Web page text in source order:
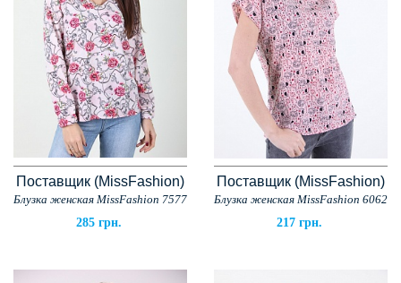
Поставщик (MissFashion)
Блузка женская MissFashion 7577
285 грн.
Поставщик (MissFashion)
Блузка женская MissFashion 6062
217 грн.